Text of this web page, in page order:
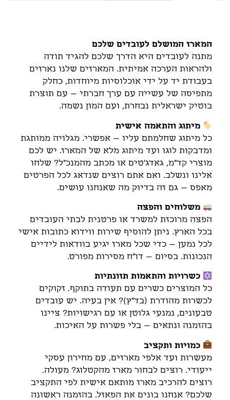
המארז המושלם לעובדים שלכם
מתנה לעובדים היא הדרך שלכם להגיד תודה
ולהראות הערכה אמיתית. המארזים שלנו נארזים
בעבודת יד על ידי אוכלוסיות מיוחדות, כחלק
מתפיסה של עשייה עם ערך חברתי – עם תוצרת
בוטיק ישראלית נבחרת, ועם המון נשמה.
מיתוג והתאמה אישית
כל מיתוג שחלמתם עליו – אפשרי. מגלויה ממותגת
ומדבקות לוגו ועד מיתוג מלא של המארז. יש לכם
מוצרי קד"מ, גאדג'טים או מכתב מהמנכ"ל? שלחו
אלינו ונשלב. ואם אתם רוצים שנדאג לכל הפרטים
מאפס – גם זה בדיוק מה שאנחנו עושים.
משלוחים והפצה
הפצה מרוכזת למשרד או פרטנית לבתי העובדים
בכל הארץ. ניתן להוסיף שירות ווידוא כתובות אישי
לכל נמען – כדי שכל מארז יגיע בוודאות לידיים
הנכונות. בסיום – דו"ח מסירות מפורט.
כשרויות והתאמות תזונתיות
כל המוצרים כשרים עם תעודה בתוקף. זקוקים
לכשרות מהודרת (בד"ץ)? אין בעיה. יש עובדים
טבעונים, נמנעי גלוטן או עם רגישויות? ציינו
בהזמנה ונתאים – בלי פשרות על האיכות.
כמויות ותקציב
מעשרות ועד אלפי מארזים, עם מחירון עסקי
ייעודי. רוצים לבחור מארז מהקטלוג? מעולה.
רוצים להרכיב מארז מותאם אישית לפי התקציב
שלכם? אנחנו בונים את הפאזל. בהזמנה ראשונה